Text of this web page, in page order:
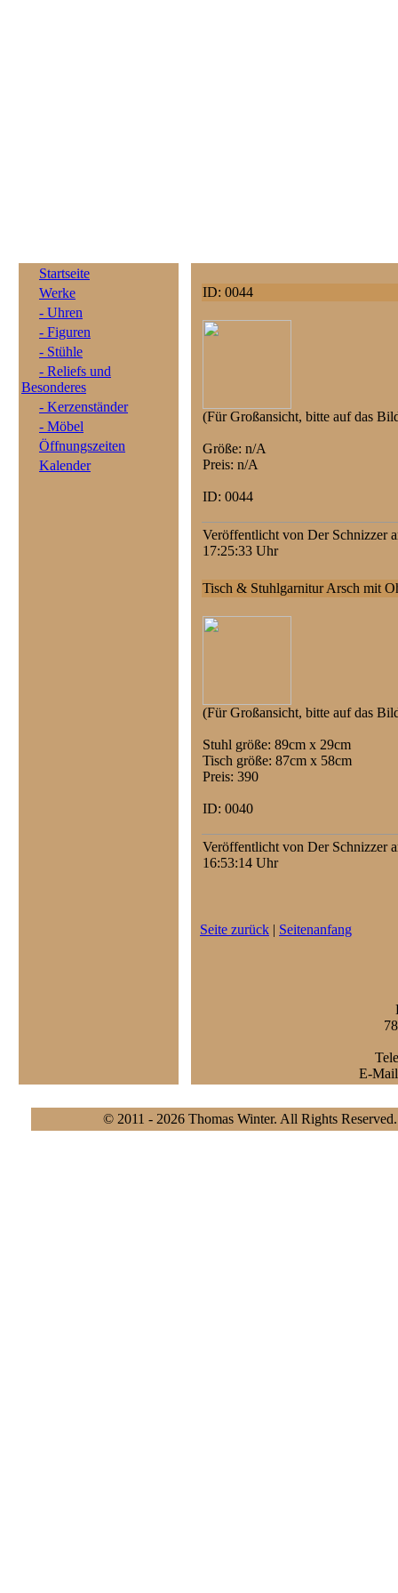
Startseite
Werke
- Uhren
- Figuren
- Stühle
- Reliefs und
Besonderes
- Kerzenständer
- Möbel
Öffnungszeiten
Kalender
ID: 0044
(Für Großansicht, bitte auf das
Größe: n/A
Preis: n/A
ID: 0044
Veröffentlicht von Der Schnizzer
17:25:33 Uhr
Tisch & Stuhlgarnitur Arsch mit
(Für Großansicht, bitte auf das
Stuhl größe: 89cm x 29cm
Tisch größe: 87cm x 58cm
Preis: 390
ID: 0040
Veröffentlicht von Der Schnizzer
16:53:14 Uhr
Seite zurück | Seitenanfang
E-
© 2011 - 2026 Thomas Winter. All Rights